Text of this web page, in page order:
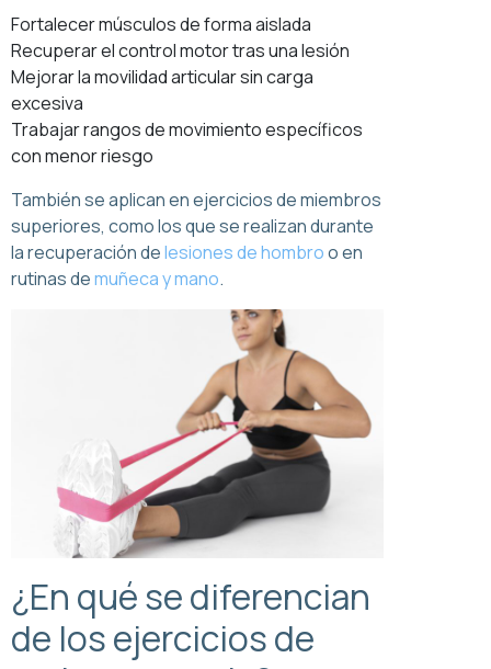
Fortalecer músculos de forma aislada
Recuperar el control motor tras una lesión
Mejorar la movilidad articular sin carga
excesiva
Trabajar rangos de movimiento específicos
con menor riesgo
También se aplican en ejercicios de miembros
superiores, como los que se realizan durante
la recuperación delesiones de hombroo en
rutinas demuñeca y mano.
¿En qué se diferencian
de los ejercicios de